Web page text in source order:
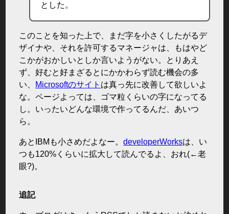
とした。
このことを知った上で、まだ字を小さくしたがるデ
ザイナや、それを許可するマネージャは、もはやど
こかがおかしいとしか言いようがない。とりあえ
ず、好むと好まざるとにかかわらず読む機会の多
い、
Microsoftのサイト は真っ先に改善して欲しいよ
な。ページよっては、ゴマ粒くらいの字になってる
し。いったいどんな環境で作ってるんだ、あいつ
ら。
あとIBMも小さめだよなー。developerWorksは、い
つも120%くらいに拡大して読んでるよ、おれ(←老
眼?)。
追記